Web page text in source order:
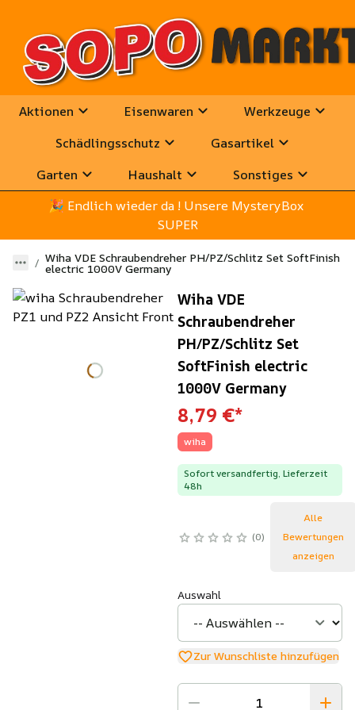
Aktionen Eisenwaren
Werkzeuge
Schädlingsschutz
Gasartikel
Garten
Haushalt
Sonstiges
🎉 Endlich wieder da ! Unsere MysteryBox
SUPER
Wiha VDE Schraubendreher PH/PZ/Schlitz Set SoftFinish
electric 1000V Germany
Wiha VDE
Schraubendreher
PH/PZ/Schlitz Set
SoftFinish electric
1000V Germany
8,79 €*
wiha
Sofort versandfertig, Lieferzeit
48h
0
Alle
Bewertungen
anzeigen
Auswahl
Zur Wunschliste hinzufügen